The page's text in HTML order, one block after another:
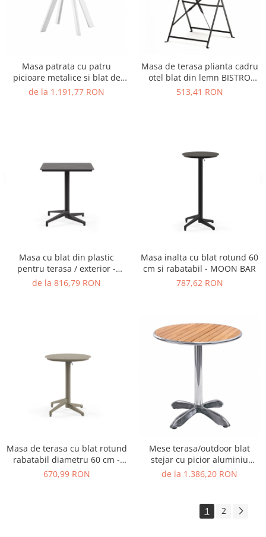
Vitrina bar / retrobar
Accesorii
Blaturi din PAL
Blaturi din MDF
Blaturi din metal
Blaturi din piatra naturala si
compozit
Scaune de lucru
Masa patrata cu patru
picioare metalice si blat de
HPL MATRIX ARKI-BASE ARK4
de la 1.191,77 RON
Masa de terasa plianta cadru
otel blat din lemn BISTRO
TABLE
513,41 RON
Masa cu blat din plastic
pentru terasa / exterior -
MOON
de la 816,79 RON
Masa inalta cu blat rotund 60
cm si rabatabil - MOON BAR
787,62 RON
Masa de terasa cu blat rotund
rabatabil diametru 60 cm -
MOON
670,99 RON
Mese terasa/outdoor blat
stejar cu picior aluminiu
MTW001
de la 1.386,20 RON
1 2